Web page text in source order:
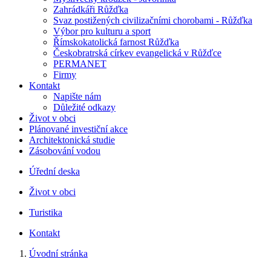
Zahrádkáři Růžďka
Svaz postižených civilizačními chorobami - Růžďka
Výbor pro kulturu a sport
Římskokatolická farnost Růžďka
Českobratrská církev evangelická v Růžďce
PERMANET
Firmy
Kontakt
Napište nám
Důležité odkazy
Život v obci
Plánované investiční akce
Architektonická studie
Zásobování vodou
Úřední deska
Život v obci
Turistika
Kontakt
Úvodní stránka